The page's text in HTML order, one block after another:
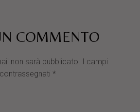
COMMENTO
non sarà pubblicato. I campi
*